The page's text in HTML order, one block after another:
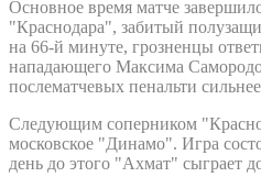
Основное время матче
"Краснодара", забитый
на 66-й минуте, грозненцы
нападающего Максима
послематчевых пенальти
Следующим соперником
московское "Динамо". Игра
день до этого "Ахмат" сыграет